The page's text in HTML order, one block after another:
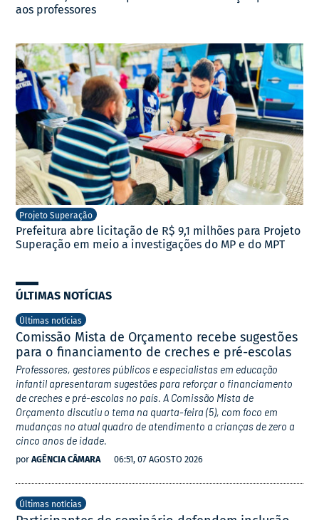
aos professores
Projeto Superação
Prefeitura abre licitação de R$ 9,1 milhões para Projeto
Superação em meio a investigações do MP e do MPT
ÚLTIMAS NOTÍCIAS
Últimas notícias
Comissão Mista de Orçamento recebe sugestões
para o financiamento de creches e pré-escolas
Professores, gestores públicos e especialistas em educação
infantil apresentaram sugestões para reforçar o financiamento
de creches e pré-escolas no país. A Comissão Mista de
Orçamento discutiu o tema na quarta-feira (5), com foco em
mudanças no atual quadro de atendimento a crianças de zero a
cinco anos de idade.
por AGÊNCIA CÂMARA 06:51, 07 AGOSTO 2026
Últimas notícias